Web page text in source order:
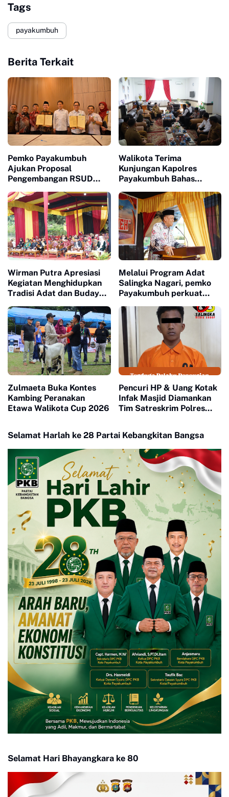
Tags
payakumbuh
Berita Terkait
Pemko Payakumbuh
Ajukan Proposal
Pengembangan RSUD
Menteri Kesehatan RI
Walikota Terima
Kunjungan Kapolres
Payakumbuh Bahas
Hankamtibmas
Wirman Putra Apresiasi
Kegiatan Menghidupkan
Tradisi Adat dan Budaya
Melalui Program Adat
Salingka Nagari, pemko
Payakumbuh perkuat
Budaya Minangkabau
Zulmaeta Buka Kontes
Kambing Peranakan
Etawa Walikota Cup 2026
Pencuri HP & Uang Kotak
Infak Masjid Diamankan
Tim Satreskrim Polres
Selamat Harlah ke 28 Partai Kebangkitan Bangsa
Selamat Hari Bhayangkara ke 80